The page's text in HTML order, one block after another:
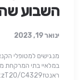
השבוע שהיה
ינואר 19, 2023
מנגישים למטופלי
במלאיי בתי המרקחת